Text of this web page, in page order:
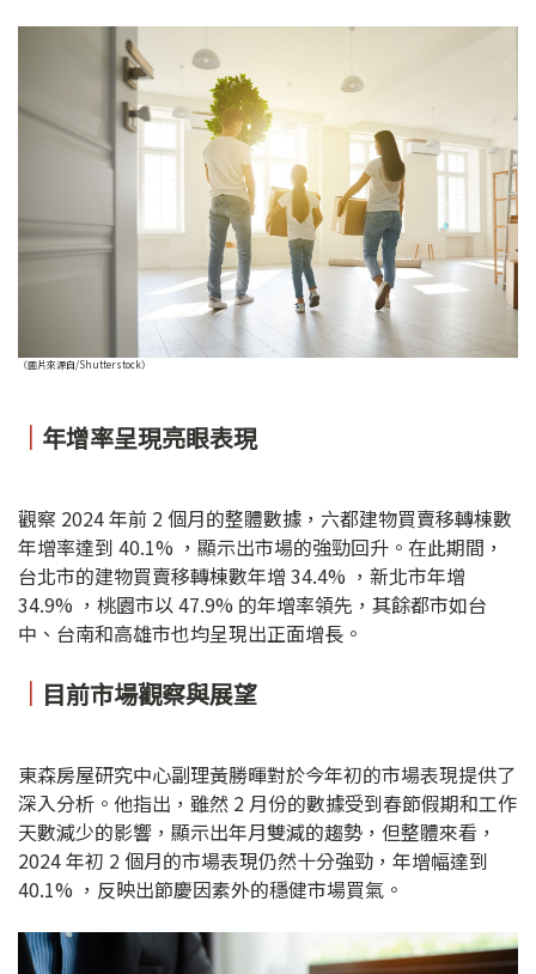
（圖片來源自/Shutterstock）
｜ 年增率呈現亮眼表現
觀察 2024 年前 2 個月的整體數據，六都建物買賣移轉棟數
年增率達到 40.1% ，顯示出市場的強勁回升。在此期間，
台北市的建物買賣移轉棟數年增 34.4% ，新北市年增
34.9% ，桃園市以 47.9% 的年增率領先，其餘都市如台
中、台南和高雄市也均呈現出正面增長。
｜ 目前市場觀察與展望
東森房屋研究中心副理黃勝暉對於今年初的市場表現提供了
深入分析。他指出，雖然 2 月份的數據受到春節假期和工作
天數減少的影響，顯示出年月雙減的趨勢，但整體來看，
2024 年初 2 個月的市場表現仍然十分強勁，年增幅達到
40.1% ，反映出節慶因素外的穩健市場買氣。